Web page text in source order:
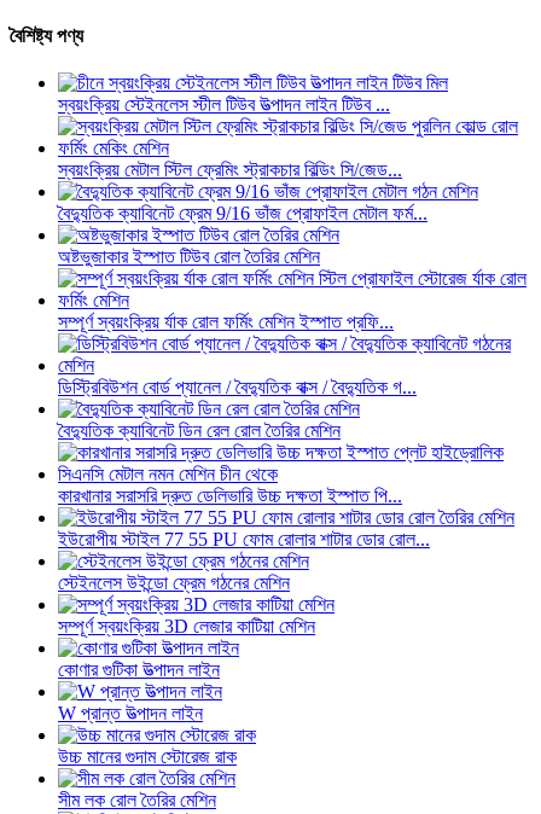
বৈশিষ্ট্য পণ্য
স্বয়ংক্রিয় স্টেইনলেস স্টীল টিউব উত্পাদন লাইন টিউব ...
স্বয়ংক্রিয় মেটাল স্টিল ফ্রেমিং স্ট্রাকচার বিল্ডিং সি/জেড...
বৈদ্যুতিক ক্যাবিনেট ফ্রেম 9/16 ভাঁজ প্রোফাইল মেটাল ফর্ম...
অষ্টভুজাকার ইস্পাত টিউব রোল তৈরির মেশিন
সম্পূর্ণ স্বয়ংক্রিয় র্যাক রোল ফর্মিং মেশিন ইস্পাত প্রফি...
ডিস্ট্রিবিউশন বোর্ড প্যানেল / বৈদ্যুতিক বাক্স / বৈদ্যুতিক গ...
বৈদ্যুতিক ক্যাবিনেট ডিন রেল রোল তৈরির মেশিন
কারখানার সরাসরি দ্রুত ডেলিভারি উচ্চ দক্ষতা ইস্পাত পি...
ইউরোপীয় স্টাইল 77 55 PU ফোম রোলার শাটার ডোর রোল...
স্টেইনলেস উইন্ডো ফ্রেম গঠনের মেশিন
সম্পূর্ণ স্বয়ংক্রিয় 3D লেজার কাটিয়া মেশিন
কোণার গুটিকা উত্পাদন লাইন
W প্রান্ত উত্পাদন লাইন
উচ্চ মানের গুদাম স্টোরেজ রাক
সীম লক রোল তৈরির মেশিন